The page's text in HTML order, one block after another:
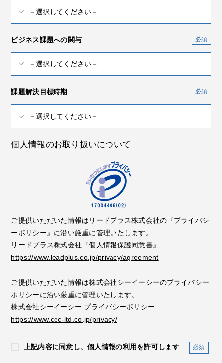
ビジネス課題への関与
課題解決目標時期
個人情報のお取り扱いについて
ご提供いただいた情報はリードプラス株式会社の『プライバシ
ーポリシー』に沿い厳重に管理いたします。
リードプラス株式会社『個人情報保護同意書』
https://www.leadplus.co.jp/privacy/agreement
ご提供いただいた情報は株式会社シーイーシーのプライバシー
ポリシーに沿い厳重に管理いたします。
株式会社シーイーシー プライバシーポリシー
https://www.cec-ltd.co.jp/privacy/
上記内容に同意し、個人情報の利用を許可します